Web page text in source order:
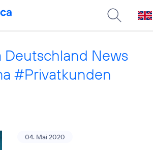
Deutschland News
#Privatkunden
04. Mai 2020